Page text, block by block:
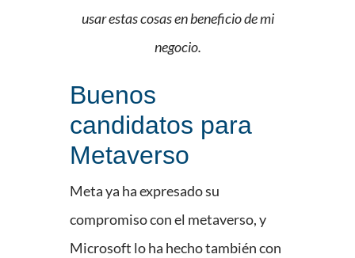
usar estas cosas en beneficio de mi
negocio.
Buenos
candidatos para
Metaverso
Meta ya ha expresado su
compromiso con el metaverso, y
Microsoft lo ha hecho también con